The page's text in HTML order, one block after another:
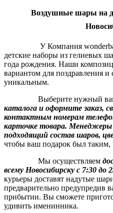
Воздушные шары на
У Компания wonderball-
детские наборы из гелиевых
года рождения. Наши
вариантом для поздравления
уникальным.
Выберите нужный вам
каталога и оформите заказ,
контактным номерам
карточке товара. Менеджеры
подходящий состав шаров,
чтобы ваш подарок был таким,
Мы осуществляем
всему Новосибирску с 7:30 до
курьеры доставят надутые
предварительно предупредив
прибытии. Вы сможете
удивить именинника.